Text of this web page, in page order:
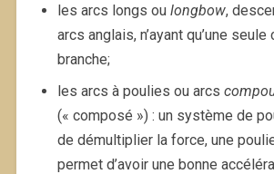
les arcs longs ou longbow,
arcs anglais, n’ayant qu’une seule
branche;
les arcs à poulies ou arcs
(« composé ») : un système de
de démultiplier la force, une
permet d’avoir une bonne